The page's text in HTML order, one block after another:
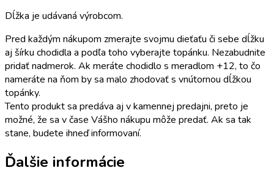
Dĺžka je udávaná výrobcom.
Pred každým nákupom zmerajte svojmu dieťaťu či sebe dĺžku
aj šírku chodidla a podľa toho vyberajte topánku. Nezabudnite
pridať nadmerok. Ak meráte chodidlo s meradlom +12, to čo
nameráte na ňom by sa malo zhodovať s vnútornou dĺžkou
topánky.
Tento produkt sa predáva aj v kamennej predajni, preto je
možné, že sa v čase Vášho nákupu môže predať. Ak sa tak
stane, budete ihneď informovaní.
Ďalšie informácie